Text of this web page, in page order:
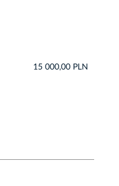
15 000,00 PLN